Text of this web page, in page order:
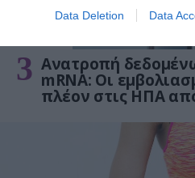
Data Deletion Data
3 Ανατροπή
mRNA: Οι
πλέον στις ΗΠΑ